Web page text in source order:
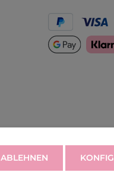
ABLEHNEN